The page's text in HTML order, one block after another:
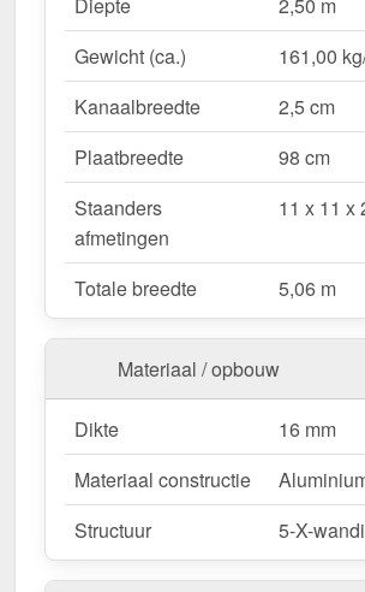
RAL 9001?
Duurzaam & stabiel
–
constructie voor maximale
Effectieve bescherming tegen
– Bestendige Polycarbonaat
beschermt tegen regen & UV-
Robuust voor alle
Beschikbaar voor sneeuwzone 2
ideaal voor verschillende
omstandigheden.
Optimale lichttransmissie–
vriendelijke sfeer met ongeveer 70
lichttransmissie.
Geïntegreerde dakgoot–
verborgen goot, esthetisch &
Ruimtebesparend design– Met
berichten blijft uw terras open &
Aangepaste look
– Verkrijgbaar
Diepte
2,50 m
Gewicht (ca.)
161,00
Kanaalbreedte
2,5 cm
Plaatbreedte
98 cm
Staanders
afmetingen
11 x 11 x
Totale breedte 5,06 m
Materiaal / opbouw
Dikte
16 mm
Materiaal constructie
Structuur
5-X-